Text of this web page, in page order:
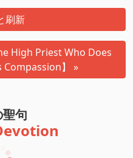
刷新
High Priest Who Does
Compassion】 »
句